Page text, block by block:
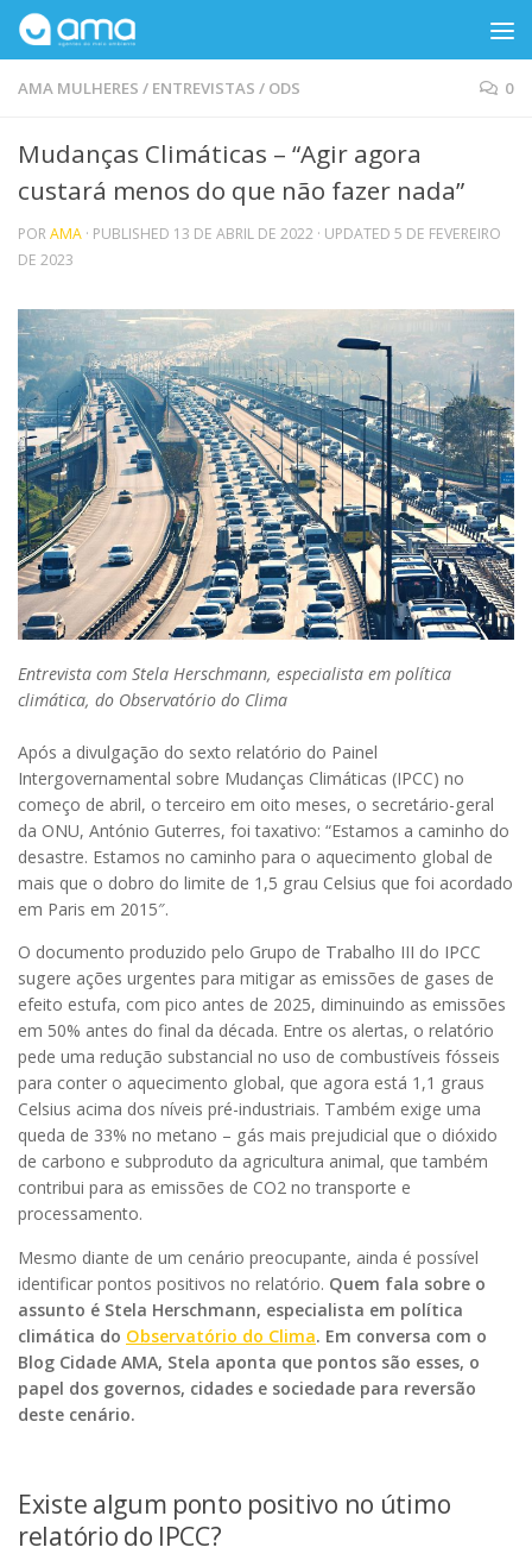
Skip to content
AMA MULHERES / ENTREVISTAS / ODS 0
Mudanças Climáticas – “Agir agora
custará menos do que não fazer nada”
PORAMA · PUBLISHED 13 DE ABRIL DE 2022 · UPDATED 5 DE FEVEREIRO
DE 2023
Entrevista com Stela Herschmann, especialista em política
climática, do Observatório do Clima
Após a divulgação do sexto relatório do Painel
Intergovernamental sobre Mudanças Climáticas (IPCC) no
começo de abril, o terceiro em oito meses, o secretário-geral
da ONU, António Guterres, foi taxativo: “Estamos a caminho do
desastre. Estamos no caminho para o aquecimento global de
mais que o dobro do limite de 1,5 grau Celsius que foi acordado
em Paris em 2015″.
O documento produzido pelo Grupo de Trabalho III do IPCC
sugere ações urgentes para mitigar as emissões de gases de
efeito estufa, com pico antes de 2025, diminuindo as emissões
em 50% antes do final da década. Entre os alertas, o relatório
pede uma redução substancial no uso de combustíveis fósseis
para conter o aquecimento global, que agora está 1,1 graus
Celsius acima dos níveis pré-industriais. Também exige uma
queda de 33% no metano – gás mais prejudicial que o dióxido
de carbono e subproduto da agricultura animal, que também
contribui para as emissões de CO2 no transporte e
processamento.
Mesmo diante de um cenário preocupante, ainda é possível
identificar pontos positivos no relatório. Quem fala sobre o
assunto é Stela Herschmann, especialista em política
climática do Observatório do Clima. Em conversa com o
Blog Cidade AMA, Stela aponta que pontos são esses, o
papel dos governos, cidades e sociedade para reversão
deste cenário.
Existe algum ponto positivo no útimo
relatório do IPCC?